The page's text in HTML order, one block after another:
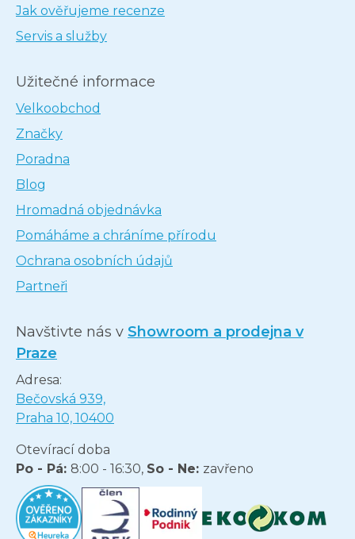
Jak ověřujeme recenze
Servis a služby
Užitečné informace
Velkoobchod
Značky
Poradna
Blog
Hromadná objednávka
Pomáháme a chráníme přírodu
Ochrana osobních údajů
Partneři
Navštivte nás v Showroom a prodejna v
Praze
Adresa:
Bečovská 939,
Praha 10, 10400
Otevírací doba
Po - Pá: 8:00 - 16:30, So - Ne: zavřeno